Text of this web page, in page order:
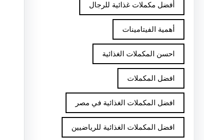
أفضل مكملات غذائية للرجال
أهمية الفيتامينات
احسن المكملات الغذائية
افضل المكملات
افضل المكملات الغذائية في مصر
افضل المكملات الغذائية للرياضيين